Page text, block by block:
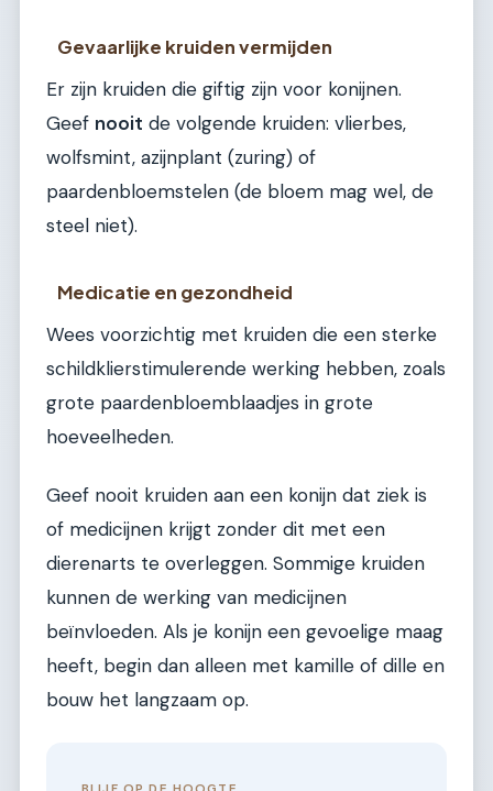
Gevaarlijke kruiden vermijden
Er zijn kruiden die giftig zijn voor konijnen.
Geef nooit de volgende kruiden: vlierbes,
wolfsmint, azijnplant (zuring) of
paardenbloemstelen (de bloem mag wel, de
steel niet).
Medicatie en gezondheid
Wees voorzichtig met kruiden die een sterke
schildklierstimulerende werking hebben, zoals
grote paardenbloemblaadjes in grote
hoeveelheden.
Geef nooit kruiden aan een konijn dat ziek is
of medicijnen krijgt zonder dit met een
dierenarts te overleggen. Sommige kruiden
kunnen de werking van medicijnen
beïnvloeden. Als je konijn een gevoelige maag
heeft, begin dan alleen met kamille of dille en
bouw het langzaam op.